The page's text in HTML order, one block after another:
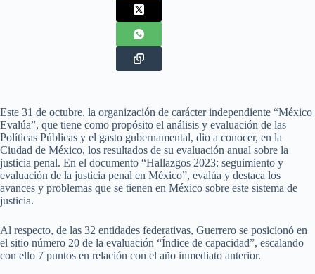
Este 31 de octubre, la organización de carácter independiente “México
Evalúa”, que tiene como propósito el análisis y evaluación de las
Políticas Públicas y el gasto gubernamental, dio a conocer, en la
Ciudad de México, los resultados de su evaluación anual sobre la
justicia penal. En el documento “Hallazgos 2023: seguimiento y
evaluación de la justicia penal en México”, evalúa y destaca los
avances y problemas que se tienen en México sobre este sistema de
justicia.
Al respecto, de las 32 entidades federativas, Guerrero se posicionó en
el sitio número 20 de la evaluación “Índice de capacidad”, escalando
con ello 7 puntos en relación con el año inmediato anterior.